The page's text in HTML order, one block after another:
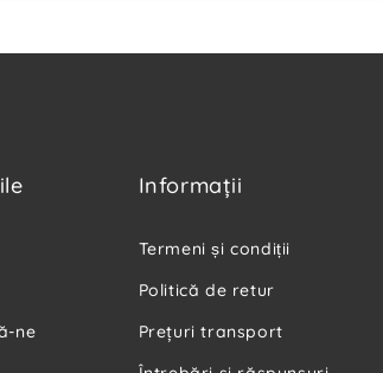
ne
Informaţii
Termeni și condiții
Politică de retur
Preţuri transport